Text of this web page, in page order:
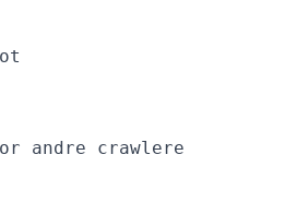
andre crawlere